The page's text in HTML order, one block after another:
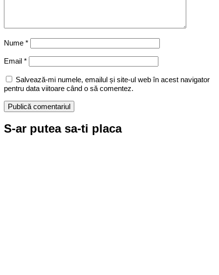
Nume *
Email *
Salvează-mi numele, emailul și site-ul web în acest navigator
pentru data viitoare când o să comentez.
S-ar putea sa-ti placa